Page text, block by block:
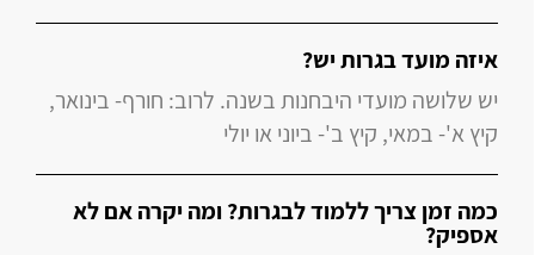
איזה מועד בגרות יש?
יש שלושה מועדי היבחנות בשנה. לרוב: חורף- בינואר,
קיץ א'- במאי, קיץ ב'- ביוני או יולי
כמה זמן צריך ללמוד לבגרות? ומה יקרה אם לא
אספיק?